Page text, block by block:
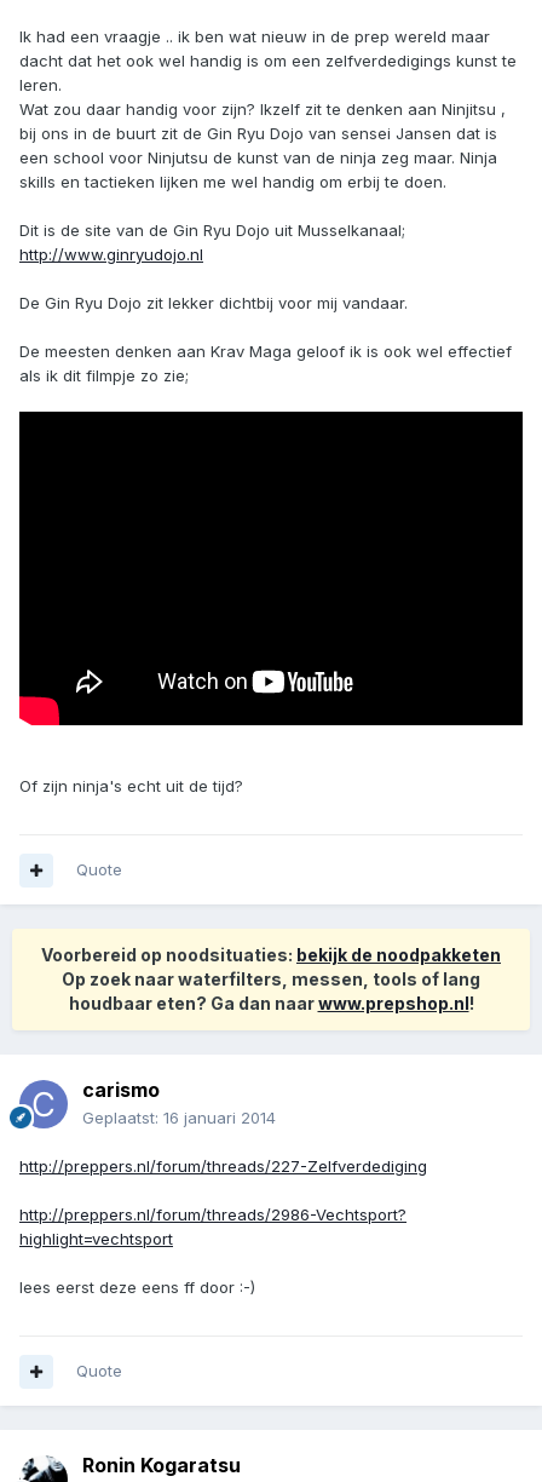
Ik had een vraagje .. ik ben wat nieuw in de prep wereld maar
dacht dat het ook wel handig is om een zelfverdedigings kunst te
leren.
Wat zou daar handig voor zijn? Ikzelf zit te denken aan Ninjitsu ,
bij ons in de buurt zit de Gin Ryu Dojo van sensei Jansen dat is
een school voor Ninjutsu de kunst van de ninja zeg maar. Ninja
skills en tactieken lijken me wel handig om erbij te doen.
Dit is de site van de Gin Ryu Dojo uit Musselkanaal;
http://www.ginryudojo.nl
De Gin Ryu Dojo zit lekker dichtbij voor mij vandaar.
De meesten denken aan Krav Maga geloof ik is ook wel effectief
als ik dit filmpje zo zie;
Of zijn ninja's echt uit de tijd?
Quote
Voorbereid op noodsituaties: bekijk de noodpakketen
Op zoek naar waterfilters, messen, tools of lang
houdbaar eten? Ga dan naarwww.prepshop.nl!
carismo
Geplaatst: 16 januari 2014
http://preppers.nl/forum/threads/227-Zelfverdediging
http://preppers.nl/forum/threads/2986-Vechtsport?
highlight=vechtsport
lees eerst deze eens ff door :-)
Quote
Ronin Kogaratsu